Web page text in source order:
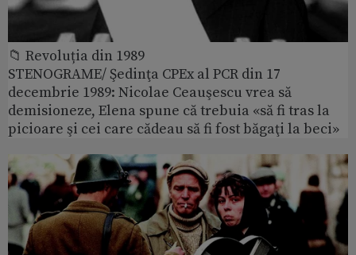
📁 Revoluția din 1989
STENOGRAME/ Şedinţa CPEx al PCR din 17
decembrie 1989: Nicolae Ceauşescu vrea să
demisioneze, Elena spune că trebuia «să fi tras la
picioare şi cei care cădeau să fi fost băgaţi la beci»